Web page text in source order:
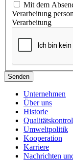
Mit dem
Verarbeitung
Verarbeitung
Senden
Unternehmen
Über uns
Historie
Umweltpolitik
Kooperation
Karriere
Nachrichten